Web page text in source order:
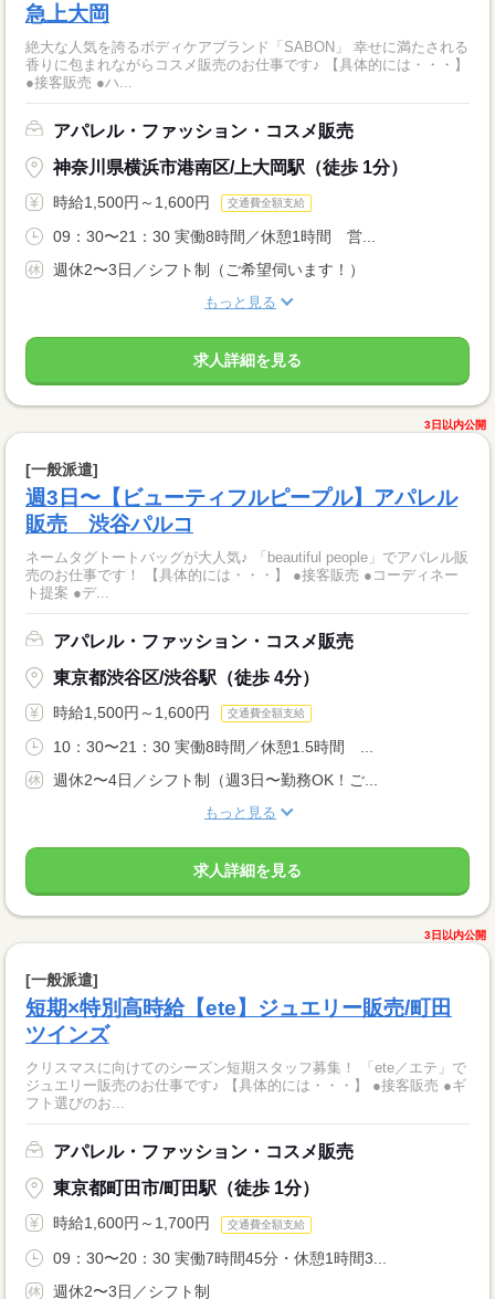
急上大岡
絶大な人気を誇るボディケアブランド「SABON」 幸せに満たされる
香りに包まれながらコスメ販売のお仕事です♪ 【具体的には・・・】
●接客販売 ●ハ...
アパレル・ファッション・コスメ販売
神奈川県横浜市港南区/上大岡駅（徒歩 1分）
時給1,500円～1,600円 交通費全額支給
09：30〜21：30 実働8時間／休憩1時間 営...
週休2〜3日／シフト制（ご希望伺います！）
もっと見る
求人詳細を見る
3日以内公開
[一般派遣]
週3日〜【ビューティフルピープル】アパレル
販売 渋谷パルコ
ネームタグトートバッグが大人気♪ 「beautiful people」でアパレル販
売のお仕事です！ 【具体的には・・・】 ●接客販売 ●コーディネー
ト提案 ●デ...
アパレル・ファッション・コスメ販売
東京都渋谷区/渋谷駅（徒歩 4分）
時給1,500円～1,600円 交通費全額支給
10：30〜21：30 実働8時間／休憩1.5時間 ...
週休2〜4日／シフト制（週3日〜勤務OK！ご...
もっと見る
求人詳細を見る
3日以内公開
[一般派遣]
短期×特別高時給【ete】ジュエリー販売/町田
ツインズ
クリスマスに向けてのシーズン短期スタッフ募集！ 「ete／エテ」で
ジュエリー販売のお仕事です♪ 【具体的には・・・】 ●接客販売 ●ギ
フト選びのお...
アパレル・ファッション・コスメ販売
東京都町田市/町田駅（徒歩 1分）
時給1,600円～1,700円 交通費全額支給
09：30〜20：30 実働7時間45分・休憩1時間3...
週休2〜3日／シフト制